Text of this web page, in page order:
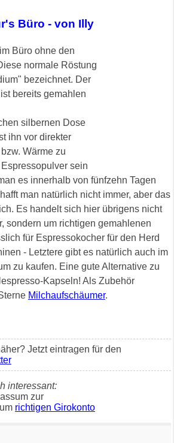
Büro - von Illy
Büro ohne den
normale Röstung
bezeichnet. Der
bereits gemahlen
silbernen Dose
ihn vor direkter
Wärme zu
sein
es innerhalb von fünfzehn Tagen
man natürlich nicht immer, aber das
Es handelt sich hier übrigens nicht
sondern um richtigen gemahlenen
für Espressokocher für den Herd
- Letztere gibt es natürlich auch im
zu kaufen. Eine gute Alternative zu
Kapseln! Als Zubehör
Milchaufschäumer.
Jetzt eintragen für den
interessant:
zur
richtigen Girokonto